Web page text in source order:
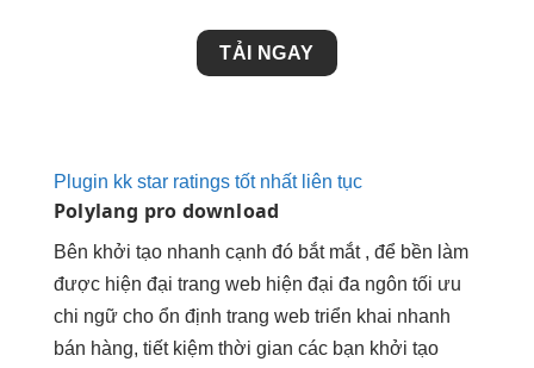
TẢI NGAY
Plugin kk star ratings tốt nhất liên tục
Polylang pro download
Bên khởi tạo nhanh cạnh đó bắt mắt, để bền làm
được hiện đại trang web hiện đại đa ngôn tối ưu
chi ngữ cho ổn định trang web triển khai nhanh
bán hàng, tiết kiệm thời gian các bạn khởi tạo